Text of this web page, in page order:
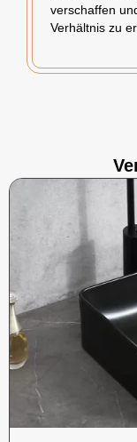
verschaffen
Verhältnis zu